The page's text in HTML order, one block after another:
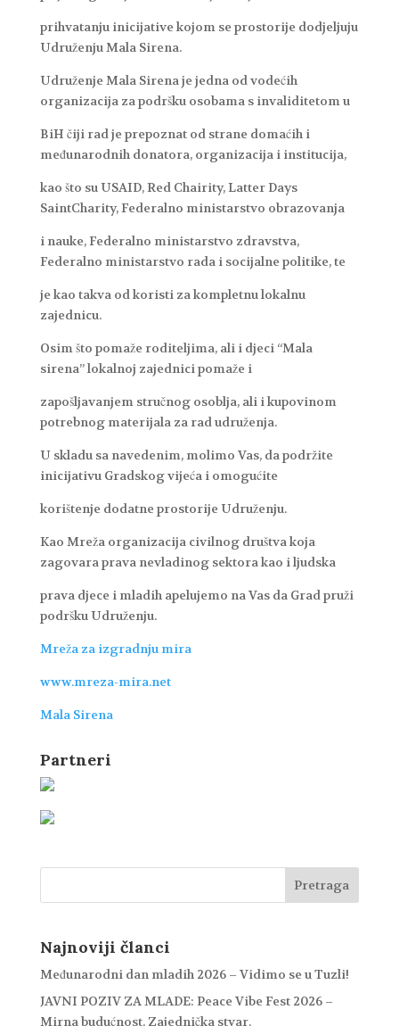
prihvatanju inicijative kojom se prostorije dodjeljuju
Udruženju Mala Sirena.
Udruženje Mala Sirena je jedna od vodećih
organizacija za podršku osobama s invaliditetom u
BiH čiji rad je prepoznat od strane domaćih i
međunarodnih donatora, organizacija i institucija,
kao što su USAID, Red Chairity, Latter Days
SaintCharity, Federalno ministarstvo obrazovanja
i nauke, Federalno ministarstvo zdravstva,
Federalno ministarstvo rada i socijalne politike, te
je kao takva od koristi za kompletnu lokalnu
zajednicu.
Osim što pomaže roditeljima, ali i djeci “Mala
sirena” lokalnoj zajednici pomaže i
zapošljavanjem stručnog osoblja, ali i kupovinom
potrebnog materijala za rad udruženja.
U skladu sa navedenim, molimo Vas, da podržite
inicijativu Gradskog vijeća i omogućite
korištenje dodatne prostorije Udruženju.
Kao Mreža organizacija civilnog društva koja
zagovara prava nevladinog sektora kao i ljudska
prava djece i mladih apelujemo na Vas da Grad pruži
podršku Udruženju.
Mreža za izgradnju mira
www.mreza-mira.net
Mala Sirena
Partneri
Najnoviji članci
Međunarodni dan mladih 2026 – Vidimo se u Tuzli!
JAVNI POZIV ZA MLADE: Peace Vibe Fest 2026 –
Mirna budućnost. Zajednička stvar.